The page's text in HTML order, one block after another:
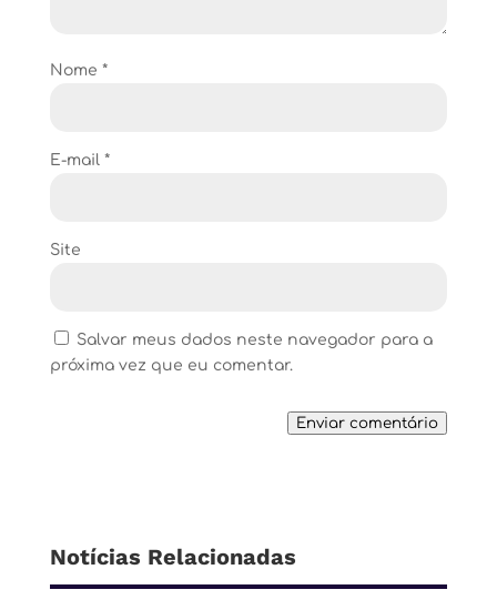
Nome *
E-mail *
Site
Salvar meus dados neste navegador para a
próxima vez que eu comentar.
Enviar comentário
Notícias Relacionadas